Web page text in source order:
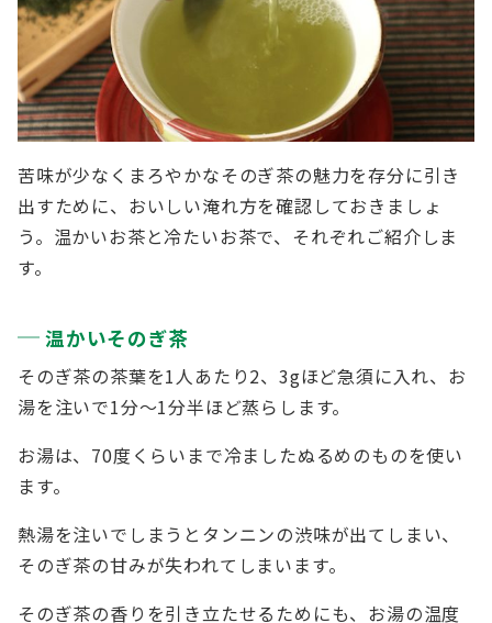
苦味が少なくまろやかなそのぎ茶の魅力を存分に引き
出すために、おいしい淹れ方を確認しておきましょ
う。温かいお茶と冷たいお茶で、それぞれご紹介しま
す。
温かいそのぎ茶
そのぎ茶の茶葉を1人あたり2、3gほど急須に入れ、お
湯を注いで1分～1分半ほど蒸らします。
お湯は、70度くらいまで冷ましたぬるめのものを使い
ます。
熱湯を注いでしまうとタンニンの渋味が出てしまい、
そのぎ茶の甘みが失われてしまいます。
そのぎ茶の香りを引き立たせるためにも、お湯の温度